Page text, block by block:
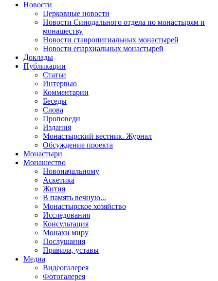
Новости
Церковные новости
Новости Синодального отдела по монастырям и
монашеству
Новости ставропигиальных монастырей
Новости епархиальных монастырей
Доклады
Публикации
Статьи
Интервью
Комментарии
Беседы
Слова
Проповеди
Издания
Монастырский вестник. Журнал
Обсуждение проекта
Монастыри
Монашество
Новоначальному
Аскетика
Жития
В память вечную...
Монастырское хозяйство
Исследования
Консультация
Монахи миру
Послушания
Правила, уставы
Медиа
Видеогалерея
Фотогалерея